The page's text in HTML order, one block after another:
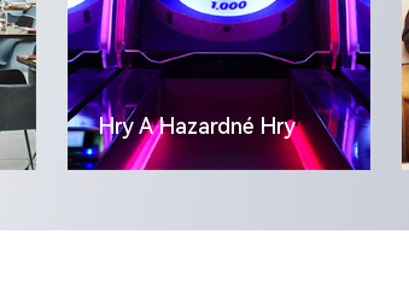
Hry A Hazardné Hry